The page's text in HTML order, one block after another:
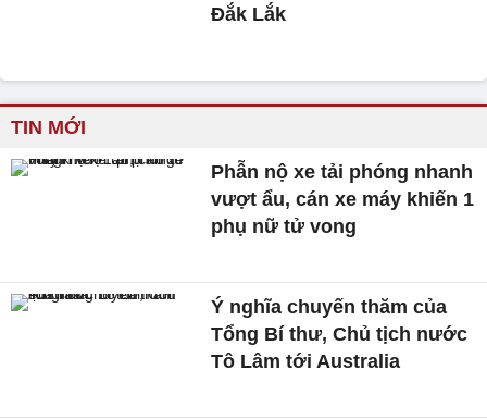
Đắk Lắk
TIN MỚI
Phẫn nộ xe tải phóng nhanh
vượt ẩu, cán xe máy khiến 1
phụ nữ tử vong
Ý nghĩa chuyến thăm của
Tổng Bí thư, Chủ tịch nước
Tô Lâm tới Australia